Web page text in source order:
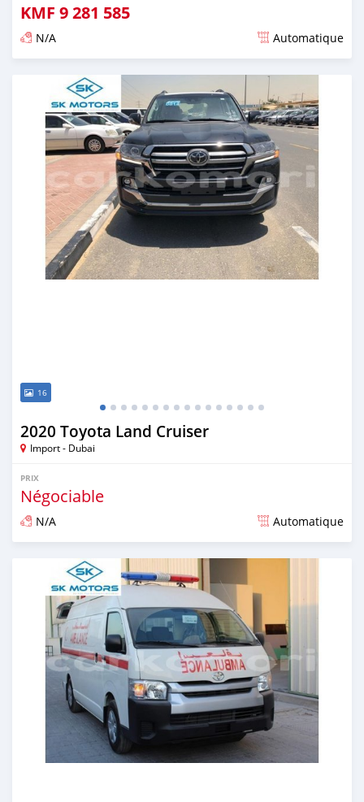
KMF 9 281 585
N/A Automatique
Publié il y a presque 6 ans
16
2020 Toyota Land Cruiser
Import - Dubai
PRIX
Négociable
N/A Automatique
Publié il y a presque 6 ans